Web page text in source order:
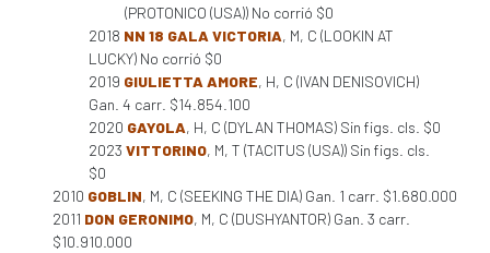
(PROTONICO (USA)) No corrió $0
2018 NN 18 GALA VICTORIA, M, C (LOOKIN AT
LUCKY) No corrió $0
2019 GIULIETTA AMORE, H, C (IVAN DENISOVICH)
Gan. 4 carr. $14.854.100
2020 GAYOLA, H, C (DYLAN THOMAS) Sin figs. cls. $0
2023 VITTORINO, M, T (TACITUS (USA)) Sin figs. cls.
$0
2010 GOBLIN, M, C (SEEKING THE DIA) Gan. 1 carr. $1.680.000
2011 DON GERONIMO, M, C (DUSHYANTOR) Gan. 3 carr.
$10.910.000